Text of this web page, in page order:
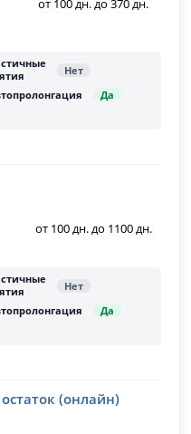
от 100 дн. до 370 дн.
от 100 дн. до 1100 дн.
(онлайн)